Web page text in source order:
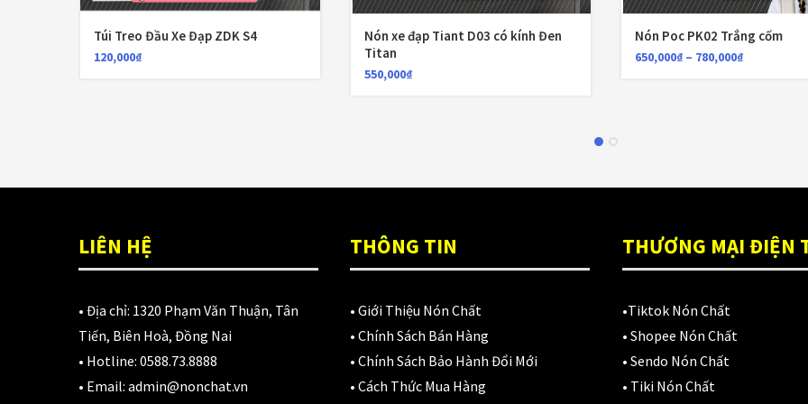
Túi Treo Đầu Xe Đạp ZDK S4
120,000₫
Nón xe đạp Tiant D03 có kính Đen
Titan
550,000₫
Nón Poc PK02 Trắng cốm
650,000₫ – 780,000₫
LIÊN HỆ
• Địa chỉ: 1320 Phạm Văn Thuận, Tân
Tiến, Biên Hoà, Đồng Nai
• Hotline: 0588.73.8888
• Email: admin@nonchat.vn
THÔNG TIN
• Giới Thiệu Nón Chất
• Chính Sách Bán Hàng
• Chính Sách Bảo Hành Đổi Mới
• Cách Thức Mua Hàng
THƯƠNG MẠI ĐIỆN
•Tiktok Nón Chất
• Shopee Nón Chất
• Sendo Nón Chất
• Tiki Nón Chất